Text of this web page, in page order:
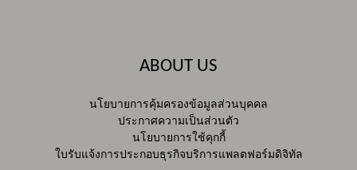
ABOUT US
นโยบายการคุ้มครองข้อมูลส่วนบุคคล
ประกาศความเป็นส่วนตัว
นโยบายการใช้คุกกี้
ใบรับแจ้งการประกอบธุรกิจบริการแพลตฟอร์มดิจิทัล